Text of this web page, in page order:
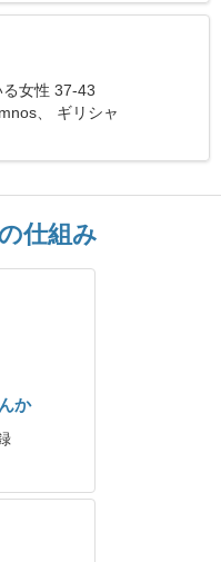
女性 37-43
、 ギリシャ
仕組み
か